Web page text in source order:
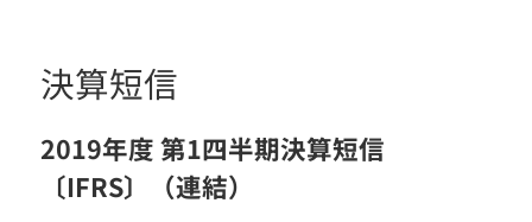
決算短信
2019年度 第1四半期決算短信
〔IFRS〕（連結）